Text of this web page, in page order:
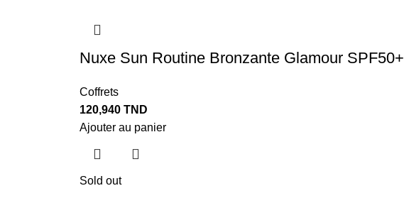
Nuxe Sun Routine Bronzante Glamour SPF50+
Coffrets
120,940 TND
Ajouter au panier
Sold out